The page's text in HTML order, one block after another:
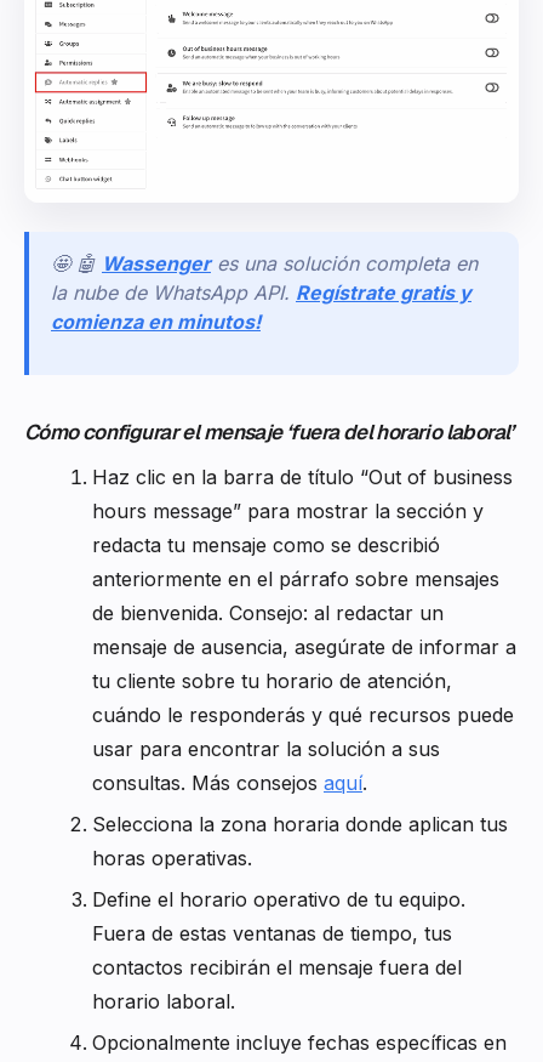
🤩 🤖 Wassenger es una solución completa en
la nube de WhatsApp API. Regístrate gratis y
comienza en minutos!
Cómo configurar el mensaje ‘fuera del horario laboral’
Haz clic en la barra de título “Out of business
hours message” para mostrar la sección y
redacta tu mensaje como se describió
anteriormente en el párrafo sobre mensajes
de bienvenida. Consejo: al redactar un
mensaje de ausencia, asegúrate de informar a
tu cliente sobre tu horario de atención,
cuándo le responderás y qué recursos puede
usar para encontrar la solución a sus
consultas. Más consejos aquí.
Selecciona la zona horaria donde aplican tus
horas operativas.
Define el horario operativo de tu equipo.
Fuera de estas ventanas de tiempo, tus
contactos recibirán el mensaje fuera del
horario laboral.
Opcionalmente incluye fechas específicas en